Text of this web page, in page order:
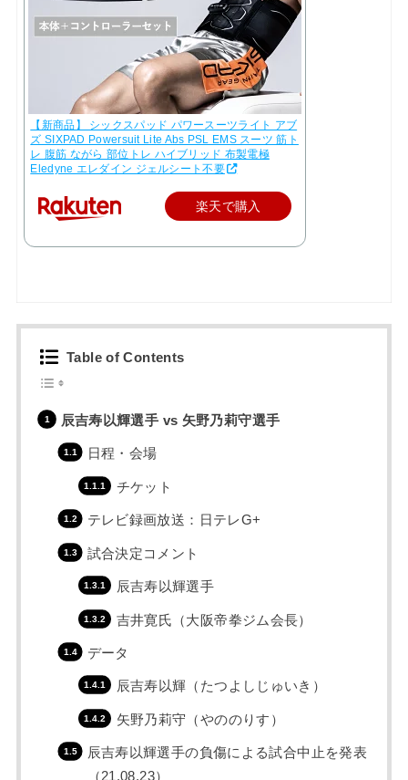
【新商品】 シックスパッド パワースーツライト アブ
ズ SIXPAD Powersuit Lite Abs PSL EMS スーツ 筋ト
レ 腹筋 ながら 部位トレ ハイブリッド 布製電極
Eledyne エレダイン ジェルシート不要
楽天で購入
Table of Contents
辰吉寿以輝選手 vs 矢野乃莉守選手
日程・会場
チケット
テレビ録画放送：日テレG+
試合決定コメント
辰吉寿以輝選手
吉井寛氏（大阪帝拳ジム会長）
データ
辰吉寿以輝（たつよしじゅいき）
矢野乃莉守（やののりす）
辰吉寿以輝選手の負傷による試合中止を発表
（21.08.23）